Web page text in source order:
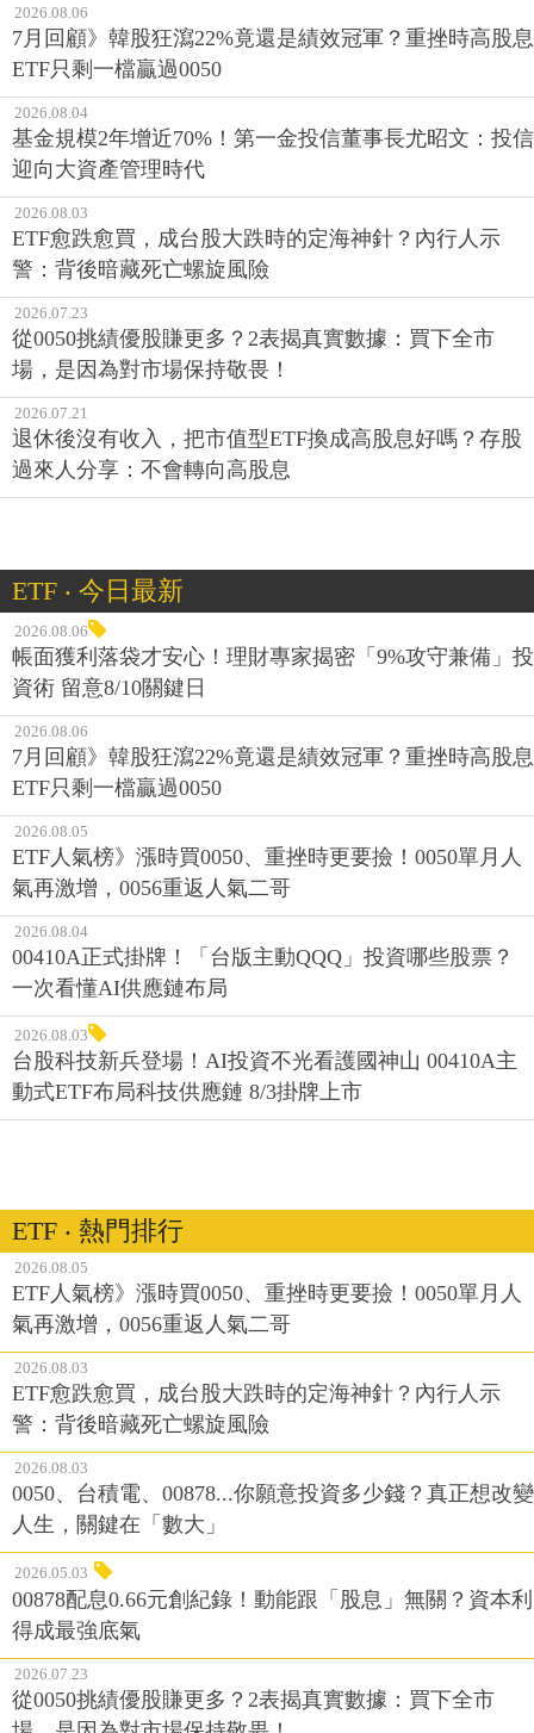
2026.08.06
7月回顧》韓股狂瀉22%竟還是績效冠軍？重挫時高股息
ETF只剩一檔贏過0050
2026.08.04
基金規模2年增近70%！第一金投信董事長尤昭文：投信
迎向大資產管理時代
2026.08.03
ETF愈跌愈買，成台股大跌時的定海神針？內行人示
警：背後暗藏死亡螺旋風險
2026.07.23
從0050挑績優股賺更多？2表揭真實數據：買下全市
場，是因為對市場保持敬畏！
2026.07.21
退休後沒有收入，把市值型ETF換成高股息好嗎？存股
過來人分享：不會轉向高股息
ETF ‧ 今日最新
2026.08.06
帳面獲利落袋才安心！理財專家揭密「9%攻守兼備」投
資術 留意8/10關鍵日
2026.08.06
7月回顧》韓股狂瀉22%竟還是績效冠軍？重挫時高股息
ETF只剩一檔贏過0050
2026.08.05
ETF人氣榜》漲時買0050、重挫時更要撿！0050單月人
氣再激增，0056重返人氣二哥
2026.08.04
00410A正式掛牌！「台版主動QQQ」投資哪些股票？
一次看懂AI供應鏈布局
2026.08.03
台股科技新兵登場！AI投資不光看護國神山 00410A主
動式ETF布局科技供應鏈 8/3掛牌上市
ETF ‧ 熱門排行
2026.08.05
ETF人氣榜》漲時買0050、重挫時更要撿！0050單月人
氣再激增，0056重返人氣二哥
2026.08.03
ETF愈跌愈買，成台股大跌時的定海神針？內行人示
警：背後暗藏死亡螺旋風險
2026.08.03
0050、台積電、00878...你願意投資多少錢？真正想改變
人生，關鍵在「數大」
2026.05.03
00878配息0.66元創紀錄！動能跟「股息」無關？資本利
得成最強底氣
2026.07.23
從0050挑績優股賺更多？2表揭真實數據：買下全市